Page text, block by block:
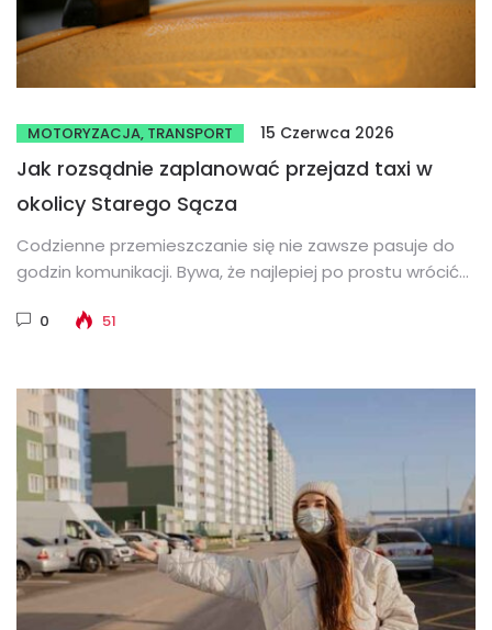
MOTORYZACJA, TRANSPORT 15 Czerwca 2026
Jak rozsądnie zaplanować przejazd taxi w
okolicy Starego Sącza
Codzienne przemieszczanie się nie zawsze pasuje do
godzin komunikacji. Bywa, że najlepiej po prostu wrócić
0 51